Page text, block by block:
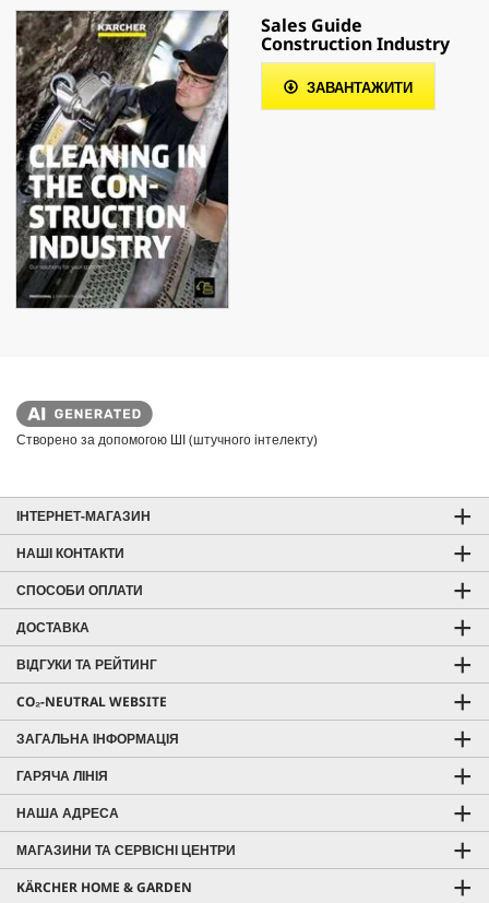
Sales Guide
Construction Industry
ЗАВАНТАЖИТИ
Створено за допомогою ШІ (штучного інтелекту)
ІНТЕРНЕТ-МАГАЗИН
НАШІ КОНТАКТИ
СПОСОБИ ОПЛАТИ
ДОСТАВКА
ВІДГУКИ ТА РЕЙТИНГ
CO₂-NEUTRAL WEBSITE
ЗАГАЛЬНА ІНФОРМАЦІЯ
ГАРЯЧА ЛІНІЯ
НАША АДРЕСА
МАГАЗИНИ ТА СЕРВІСНІ ЦЕНТРИ
KÄRCHER HOME & GARDEN